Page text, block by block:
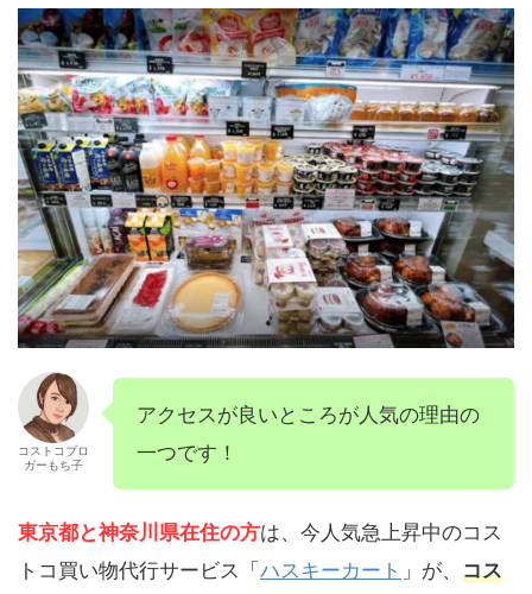
コストコブロ
ガーもち子
アクセスが良いところが人気の理由の
一つです！
東京都と神奈川県在住の方は、今人気急上昇中のコス
トコ買い物代行サービス「ハスキーカート 」が、 コス